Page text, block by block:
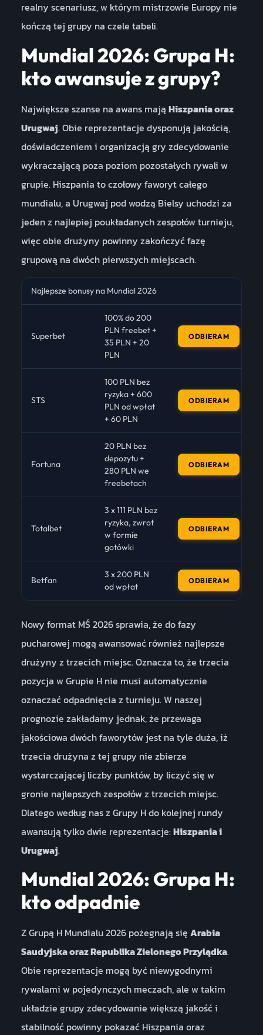
realny scenariusz, w którym mistrzowie Europy nie
kończą tej grupy na czele tabeli.
Mundial 2026: Grupa H:
kto awansuje z grupy?
Największe szanse na awans mają Hiszpania oraz
Urugwaj. Obie reprezentacje dysponują jakością,
doświadczeniem i organizacją gry zdecydowanie
wykraczającą poza poziom pozostałych rywali w
grupie. Hiszpania to czołowy faworyt całego
mundialu, a Urugwaj pod wodzą Bielsy uchodzi za
jeden z najlepiej poukładanych zespołów turnieju,
więc obie drużyny powinny zakończyć fazę
grupową na dwóch pierwszych miejscach.
Najlepsze bonusy na Mundial 2026
Superbet
100% do 200
PLN freebet +
35 PLN + 20
PLN
ODBIERAM
STS
100 PLN bez
ryzyka + 600
PLN od wpłat
+ 60 PLN
ODBIERAM
Fortuna
20 PLN bez
depozytu +
280 PLN we
freebetach
ODBIERAM
Totalbet
3 x 111 PLN bez
ryzyka, zwrot
w formie
gotówki
ODBIERAM
Betfan
3 x 200 PLN
od wpłat
ODBIERAM
Nowy format MŚ 2026 sprawia, że do fazy
pucharowej mogą awansować również najlepsze
drużyny z trzecich miejsc. Oznacza to, że trzecia
pozycja w Grupie H nie musi automatycznie
oznaczać odpadnięcia z turnieju. W naszej
prognozie zakładamy jednak, że przewaga
jakościowa dwóch faworytów jest na tyle duża, iż
trzecia drużyna z tej grupy nie zbierze
wystarczającej liczby punktów, by liczyć się w
gronie najlepszych zespołów z trzecich miejsc.
Dlatego według nas z Grupy H do kolejnej rundy
awansują tylko dwie reprezentacje:Hiszpania i
Urugwaj.
Mundial 2026: Grupa H:
kto odpadnie
Z Grupą H Mundialu 2026 pożegnają się Arabia
Saudyjska oraz Republika Zielonego Przylądka.
Obie reprezentacje mogą być niewygodnymi
rywalami w pojedynczych meczach, ale w takim
układzie grupy zdecydowanie większą jakość i
stabilność powinny pokazać Hiszpania oraz